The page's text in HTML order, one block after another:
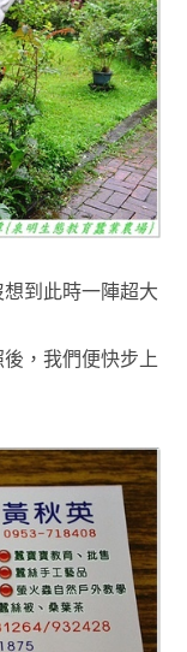
想到此時一陣超大
後 ，我們便快步上